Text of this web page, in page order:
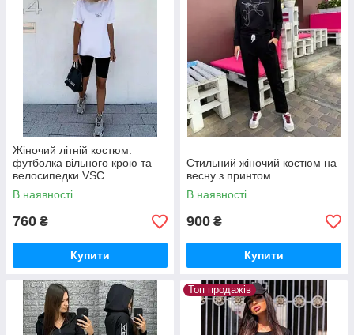
Жіночий літній костюм:
футболка вільного крою та
велосипедки VSC
В наявності
760 ₴
Купити
Стильний жіночий костюм на
весну з принтом
В наявності
900 ₴
Купити
Топ продажів